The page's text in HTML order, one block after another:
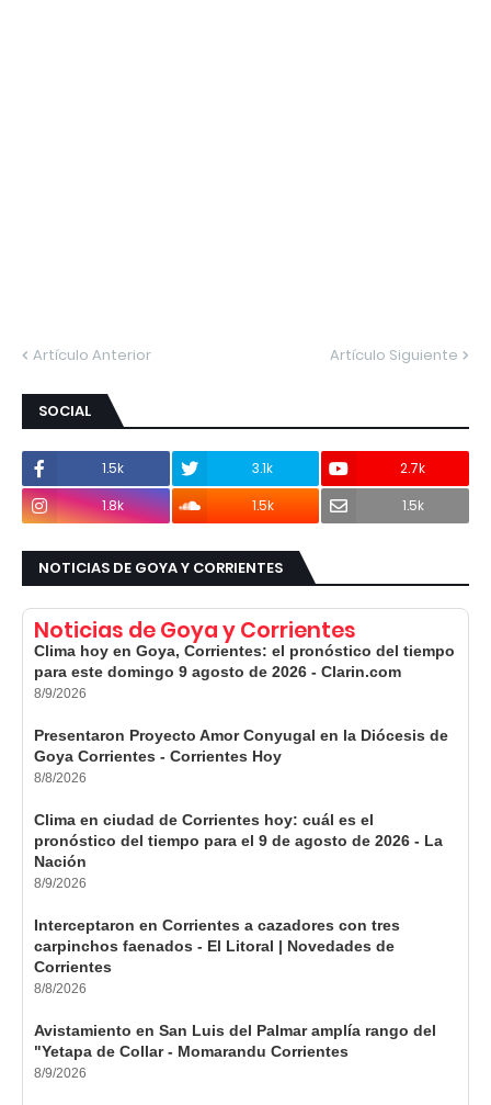
Artículo Anterior Artículo Siguiente
SOCIAL
1.5k 3.1k
2.7k
1.8k
1.5k 1.5k
NOTICIAS DE GOYA Y CORRIENTES
Noticias de Goya y Corrientes
Clima hoy en Goya, Corrientes: el pronóstico del tiempo
para este domingo 9 agosto de 2026 - Clarin.com
8/9/2026
Presentaron Proyecto Amor Conyugal en la Diócesis de
Goya Corrientes - Corrientes Hoy
8/8/2026
Clima en ciudad de Corrientes hoy: cuál es el
pronóstico del tiempo para el 9 de agosto de 2026 - La
Nación
8/9/2026
Interceptaron en Corrientes a cazadores con tres
carpinchos faenados - El Litoral | Novedades de
Corrientes
8/8/2026
Avistamiento en San Luis del Palmar amplía rango del
"Yetapa de Collar - Momarandu Corrientes
8/9/2026